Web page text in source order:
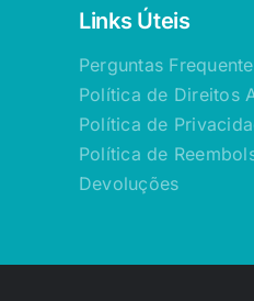
Links Úteis
Perguntas
Política de Direitos
Política de
Política de
Devoluções